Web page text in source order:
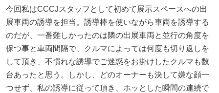
今回私はCCCJスタッフとして初めて展示スペースへの出
展車両の誘導を担当。誘導棒を使いながら車両を誘導する
のだが、一番難しかったのは隣の出展車両と並行の角度を
保つ事と車両間隔で、クルマによっては何度も切り返しを
して頂き、不慣れな誘導でご迷惑をお掛けしたクルマも数
台あったと思う。しかし、どのオーナーも決して嫌な顔一
つせず、私の誘導に従って頂き、ホッとした瞬間の連続で